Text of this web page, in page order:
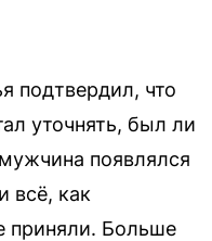
подтвердил, что
уточнять, был ли
появлялся
всё, как
приняли. Больше